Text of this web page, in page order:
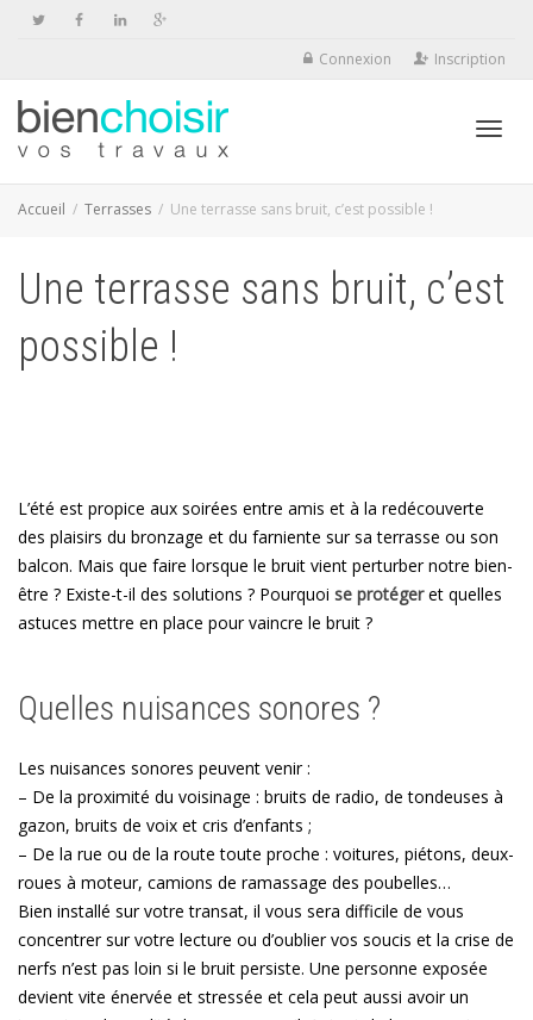
Connexion Inscription
Accueil Terrasses Une terrasse sans bruit, c’est possible !
Une terrasse sans bruit, c’est
possible !
L’été est propice aux soirées entre amis et à la redécouverte
des plaisirs du bronzage et du farniente sur sa terrasse ou son
balcon. Mais que faire lorsque le bruit vient perturber notre bien-
être ? Existe-t-il des solutions ? Pourquoi se protégeret quelles
astuces mettre en place pour vaincre le bruit ?
Quelles nuisances sonores ?
Les nuisances sonores peuvent venir :
– De la proximité du voisinage : bruits de radio, de tondeuses à
gazon, bruits de voix et cris d’enfants ;
– De la rue ou de la route toute proche : voitures, piétons, deux-
roues à moteur, camions de ramassage des poubelles…
Bien installé sur votre transat, il vous sera difficile de vous
concentrer sur votre lecture ou d’oublier vos soucis et la crise de
nerfs n’est pas loin si le bruit persiste. Une personne exposée
devient vite énervée et stressée et cela peut aussi avoir un